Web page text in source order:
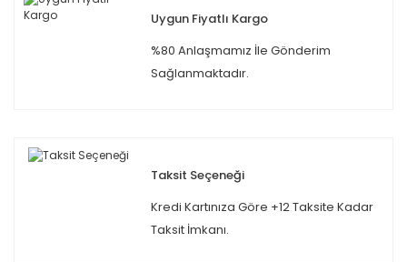
Uygun Fiyatlı Kargo
%80 Anlaşmamız İle Gönderim
Sağlanmaktadır.
Taksit Seçeneği
Kredi Kartınıza Göre +12 Taksite Kadar
Taksit İmkanı.